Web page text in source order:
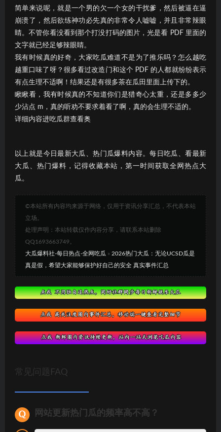
简单来说呢，就是一个男的欠一个女的干扰爹，然后被逼在逼
崩溃了，然后欲练神功必先真的非常令人嘘嘘，并且非常辣眼
睛。不管你看没看到那个打没打码的图片，光是看 PDF 里面的
文字就已经足够辣眼睛。
我有时候真的好奇，大家吃瓜难道不是为了推乐吗？怎么越吃
越重口味了呀？很多看过改造门和这个 PDF 的人都就纷纷表示
有点生理不适啊！结果还是有很多茶在瓜田里面上传下的。
瞅瞅看，我有时候真的不知道你们是猎奇心太重，还是多多少
少沾点 m，真的听劝不要求着看了啊，真的会生理不适的。
详细内容进吃瓜群查看奥
以上就是今日最新大瓜、热门瓜爆料内容。每日吃瓜、看最新
大瓜、热门爆料，记得收藏本站，第一时间获取全网热点大
瓜。
©本站所有内容均来源于网络，仅用于资讯分享汇总，不代表本站
立场。
处理声明：本站转载仅作内容分享，请联系本站删除
QQ1693663749。
大瓜爆料社-每日热点-全网吃瓜 » 2026热门大瓜：无论UCSD瓜是
真是假，希望大家能够保护好自己的安全 真实事件汇总
常见问题FAQ
网站更新热门瓜的频率高不高？